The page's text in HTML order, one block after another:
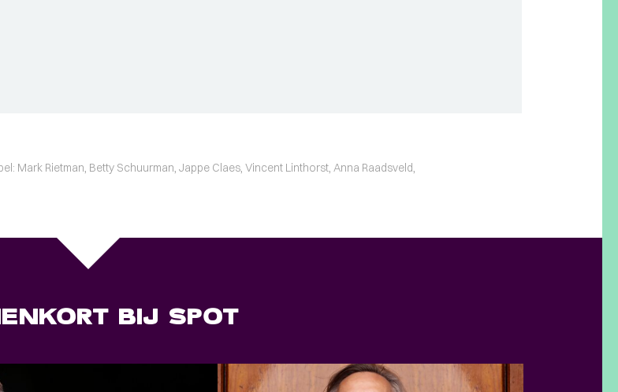
Mark Rietman, Betty Schuurman, Jappe Claes, Vincent Linthorst, Anna Raadsveld,
BIJ SPOT